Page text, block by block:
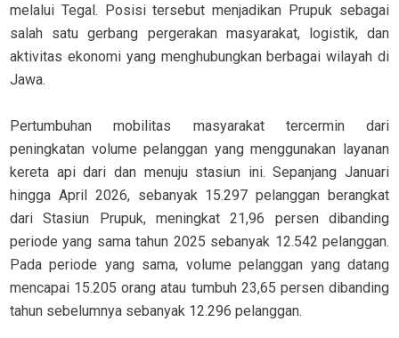
melalui Tegal. Posisi tersebut menjadikan Prupuk sebagai
salah satu gerbang pergerakan masyarakat, logistik, dan
aktivitas ekonomi yang menghubungkan berbagai wilayah di
Jawa.
Pertumbuhan mobilitas masyarakat tercermin dari
peningkatan volume pelanggan yang menggunakan layanan
kereta api dari dan menuju stasiun ini. Sepanjang Januari
hingga April 2026, sebanyak 15.297 pelanggan berangkat
dari Stasiun Prupuk, meningkat 21,96 persen dibanding
periode yang sama tahun 2025 sebanyak 12.542 pelanggan.
Pada periode yang sama, volume pelanggan yang datang
mencapai 15.205 orang atau tumbuh 23,65 persen dibanding
tahun sebelumnya sebanyak 12.296 pelanggan.